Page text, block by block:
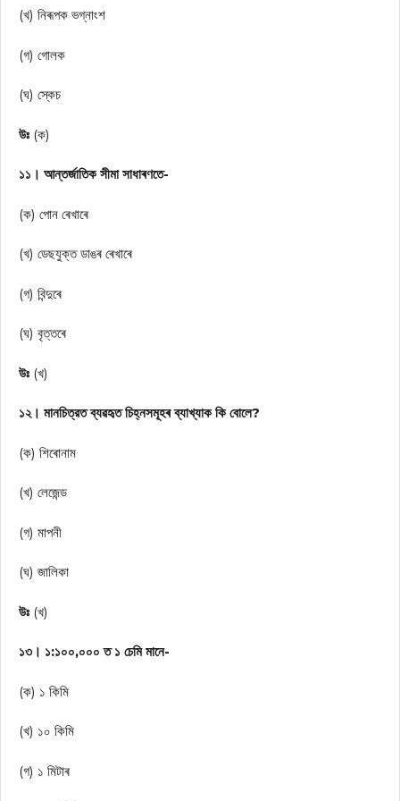
(খ) নিৰূপক ভগ্নাংশ
(গ) গোলক
(ঘ) স্কেচ
উঃ (ক)
১১। আন্তর্জাতিক সীমা সাধাৰণতে-
(ক) পোন ৰেখাৰে
(খ) ডেছযুক্ত ডাঙৰ ৰেখাৰে
(গ) বিন্দুৰে
(ঘ) বৃত্তৰে
উঃ (খ)
১২। মানচিত্রত ব্যৱহৃত চিহ্নসমূহৰ ব্যাখ্যাক কি বোলে?
(ক) শিৰোনাম
(খ) লেজেন্ড
(গ) মাপনী
(ঘ) জালিকা
উঃ (খ)
১৩। ১:১০০,০০০ ত ১ চেমি মানে-
(ক) ১ কিমি
(খ) ১০ কিমি
(গ) ১ মিটাৰ